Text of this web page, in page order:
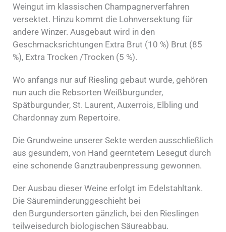
Weingut im klassischen Champagnerverfahren
versektet. Hinzu kommt die Lohnversektung für
andere Winzer. Ausgebaut wird in den
Geschmacksrichtungen Extra Brut (10 %) Brut (85
%), Extra Trocken /Trocken (5 %).
Wo anfangs nur auf Riesling gebaut wurde, gehören
nun auch die Rebsorten Weißburgunder,
Spätburgunder, St. Laurent, Auxerrois, Elbling und
Chardonnay zum Repertoire.
Die Grundweine unserer Sekte werden ausschließlich
aus gesundem, von Hand geerntetem Lesegut durch
eine schonende Ganztraubenpressung gewonnen.
Der Ausbau dieser Weine erfolgt im Edelstahltank.
Die Säureminderunggeschieht bei
den Burgundersorten gänzlich, bei den Rieslingen
teilweisedurch biologischen Säureabbau.